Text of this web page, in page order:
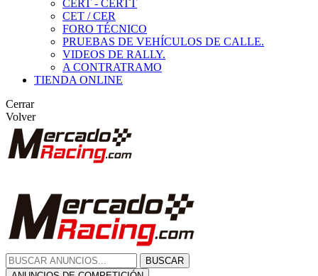
CERT - CERTT
CET / CER
FORO TÉCNICO
PRUEBAS DE VEHÍCULOS DE CALLE.
VIDEOS DE RALLY.
A CONTRATRAMO
TIENDA ONLINE
Cerrar
Volver
BUSCAR
ANUNCIOS DE COMPETICIÓN